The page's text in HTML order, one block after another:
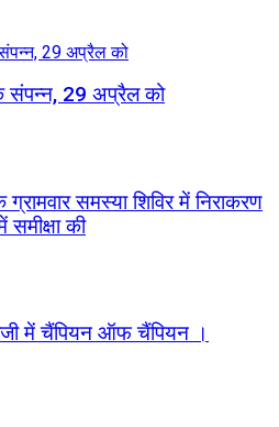
संपन्न, 29 अप्रैल को
समस्या शिविर में निराकरण
समीक्षा की
में चैंपियन ऑफ चैंपियन ।